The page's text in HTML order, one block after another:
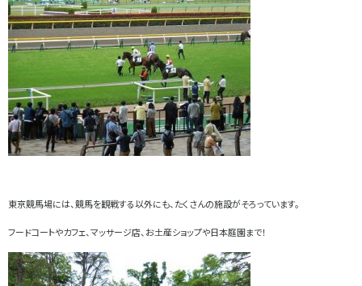
東京競馬場には、競馬を観戦する以外にも、たくさんの施設がそろっています。
フードコートやカフェ、マッサージ店、お土産ショップや日本庭園まで！